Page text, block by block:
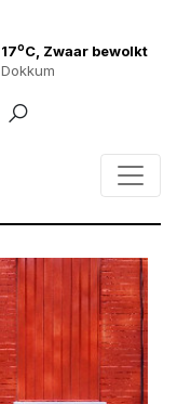
17oC, Zwaar bewolkt
Dokkum